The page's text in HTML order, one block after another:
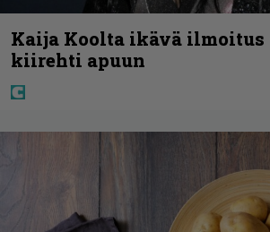
Kaija Koolta ikävä ilmoitus
kiirehti apuun